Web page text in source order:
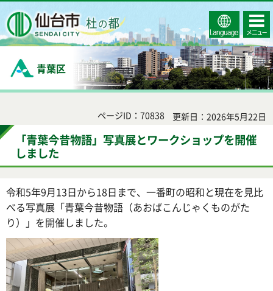
Select
Language
コンテ
ンツメ
ニュー
青葉区
ページID：70838 更新日：2026年5月22日
「青葉今昔物語」写真展とワークショップを開催
しました
令和5年9月13日から18日まで、一番町の昭和と現在を見比
べる写真展「青葉今昔物語（あおばこんじゃくものがた
り）」を開催しました。